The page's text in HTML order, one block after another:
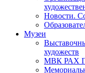
Новости.
Музеи
художеств
МВК РАХ